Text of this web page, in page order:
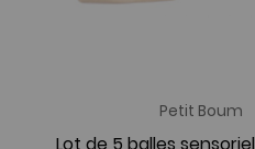
Petit Boum